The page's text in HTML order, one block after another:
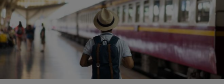
precisa. Analizar activamente las
características del dispositivo para su
identificación. Almacenar la información en un
dispositivo y/o acceder a ella. Publicidad y
contenido personalizados, medición de
publicidad y contenido, investigación de
audiencia y desarrollo de servicios.